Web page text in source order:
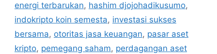
energi terbarukan, hashim djojohadikusumo,
indokripto koin semesta, investasi sukses
bersama, otoritas jasa keuangan, pasar aset
kripto, pemegang saham, perdagangan aset